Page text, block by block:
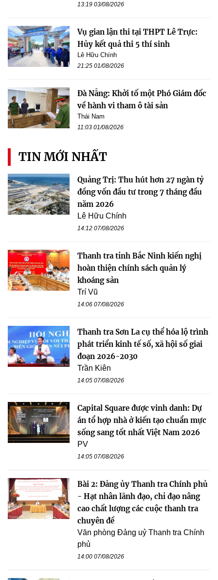
13:19 03/08/2026
Vụ gian lận thi tại THPT Lê Trực:
Hủy kết quả thi 5 thí sinh
Lê Hữu Chính
21:25 01/08/2026
Đà Nẵng: Khởi tố một Phó Giám đốc
về hành vi tham ô tài sản
Thái Nam
11:03 01/08/2026
TIN MỚI NHẤT
Quảng Trị: Thu hút hơn 27 ngàn tỷ
đồng vốn đầu tư trong 7 tháng đầu
năm 2026
Lê Hữu Chính
14:12 07/08/2026
Thanh tra tỉnh Bắc Ninh kiến nghị
hoàn thiện chính sách quản lý
khoáng sản
Trí Vũ
14:06 07/08/2026
Thanh tra Sơn La cụ thể hóa lộ trình
phát triển kinh tế số, xã hội số giai
đoạn 2026-2030
Trần Kiên
14:05 07/08/2026
Capital Square được vinh danh: Dự
án tổ hợp nhà ở kiến tạo chuẩn mực
sống sang tốt nhất Việt Nam 2026
PV
14:05 07/08/2026
Bài 2: Đảng ủy Thanh tra Chính phủ
- Hạt nhân lãnh đạo, chỉ đạo nâng
cao chất lượng các cuộc thanh tra
chuyên đề
Văn phòng Đảng uỷ Thanh tra Chính
phủ
14:00 07/08/2026